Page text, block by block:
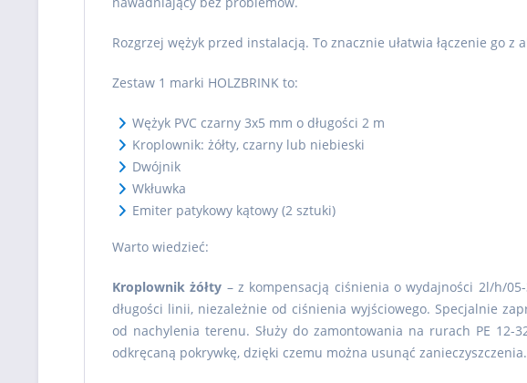
Rozgrzej wężyk przed instalacją. To znacznie ułatwia łączenie go z
Zestaw 1 marki HOLZBRINK to:
Wężyk PVC czarny 3x5 mm o długości 2 m
Kroplownik: żółty, czarny lub niebieski
Dwójnik
Wkłuwka
Emiter patykowy kątowy (2 sztuki)
Warto wiedzieć:
Kroplownik żółty – z kompensacją ciśnienia o wydajności 2l/h/
długości linii, niezależnie od ciśnienia wyjściowego. Specjalnie
od nachylenia terenu. Służy do zamontowania na rurach PE
odkręcaną pokrywkę, dzięki czemu można usunąć zanieczyszczenia.